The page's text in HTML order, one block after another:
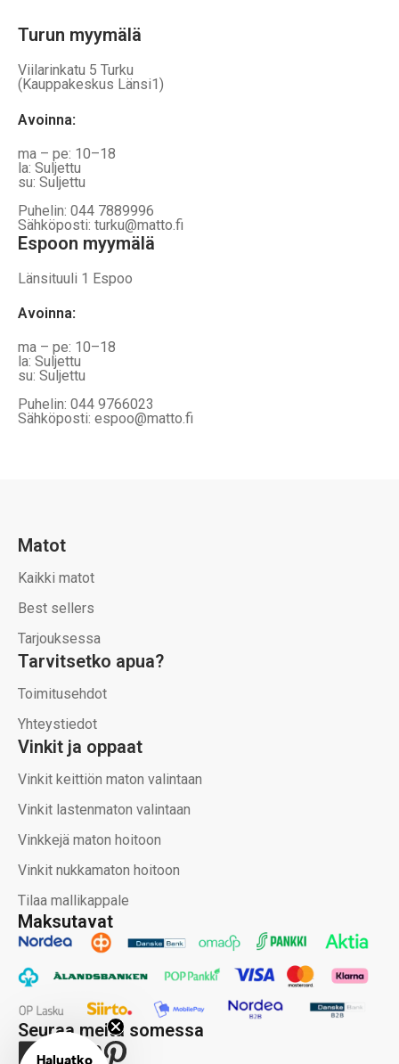
Turun myymälä
Viilarinkatu 5 Turku
(Kauppakeskus Länsi1)
Avoinna:
ma – pe: 10–18
la: Suljettu
su: Suljettu
Puhelin: 044 7889996
Sähköposti: turku@matto.fi
Espoon myymälä
Länsituuli 1 Espoo
Avoinna:
ma – pe: 10–18
la: Suljettu
su: Suljettu
Puhelin: 044 9766023
Sähköposti: espoo@matto.fi
Maksutavat
Seuraa meitä somessa
Matot
Kaikki matot
Best sellers
Tarjouksessa
Tarvitsetko apua?
Toimitusehdot
Yhteystiedot
Vinkit ja oppaat
Vinkit keittiön maton valintaan
Vinkit lastenmaton valintaan
Vinkkejä maton hoitoon
Vinkit nukkamaton hoitoon
Tilaa mallikappale
Haluatko